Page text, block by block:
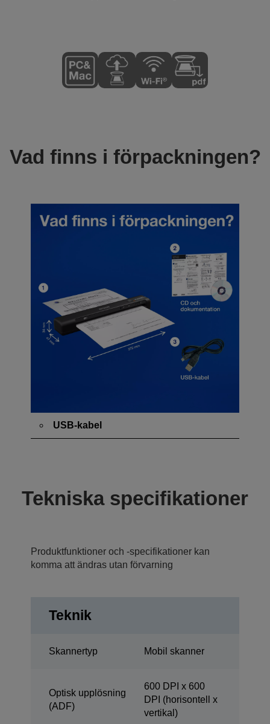
Vad finns i förpackningen?
USB-kabel
Tekniska specifikationer
Produktfunktioner och -specifikationer kan
komma att ändras utan förvarning
Teknik
Skannertyp Mobil skanner
Optisk upplösning
(ADF)
600 DPI x 600
DPI (horisontell x
vertikal)